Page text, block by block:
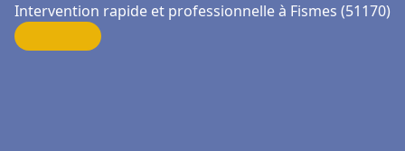
Intervention rapide et professionnelle à Fismes (51170)